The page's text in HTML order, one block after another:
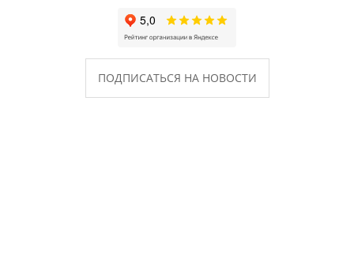
ПОДПИСАТЬСЯ НА НОВОСТИ